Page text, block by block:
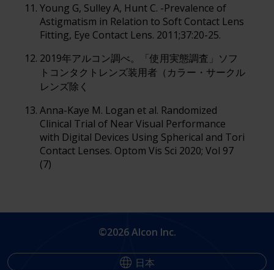
Young G, Sulley A, Hunt C. -Prevalence of
Astigmatism in Relation to Soft Contact Lens
Fitting, Eye Contact Lens. 2011;37:20-25.
2019年アルコン調べ。「使用実態調査」ソフ
トコンタクトレンズ装用者（カラー・サークル
レンズ除く
Anna-Kaye M. Logan et al. Randomized
Clinical Trial of Near Visual Performance
with Digital Devices Using Spherical and Tori
Contact Lenses. Optom Vis Sci 2020; Vol 97
(7)
©2026 Alcon Inc.
日本